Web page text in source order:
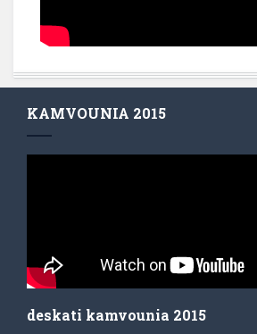
KAMVOUNIA 2015
deskati kamvounia 2015